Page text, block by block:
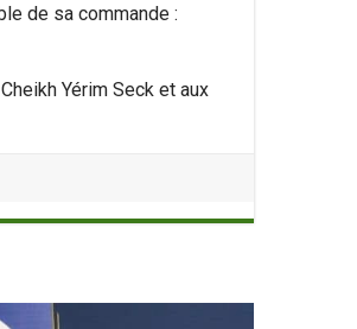
de sa commande :
Yérim Seck et aux